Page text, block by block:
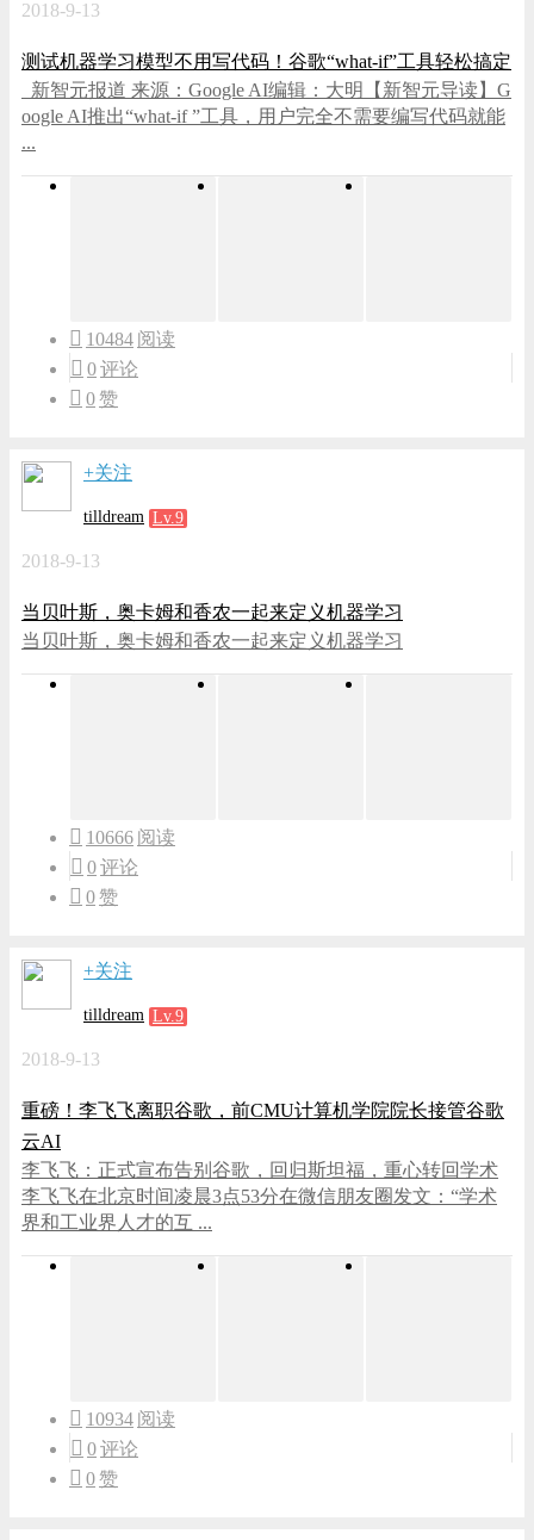
2018-9-13
测试机器学习模型不用写代码！谷歌“what-if”工具轻松搞定
新智元报道 来源：Google AI编辑：大明【新智元导读】G
oogle AI推出“what-if ”工具，用户完全不需要编写代码就能
...
10484 阅读
0评论
0赞
+关注
tilldream Lv.9
2018-9-13
当贝叶斯，奥卡姆和香农一起来定义机器学习
当贝叶斯，奥卡姆和香农一起来定义机器学习
10666 阅读
0评论
0赞
+关注
tilldream Lv.9
2018-9-13
重磅！李飞飞离职谷歌，前CMU计算机学院院长接管谷歌
云AI
李飞飞：正式宣布告别谷歌，回归斯坦福，重心转回学术
李飞飞在北京时间凌晨3点53分在微信朋友圈发文：“学术
界和工业界人才的互 ...
10934 阅读
0评论
0赞